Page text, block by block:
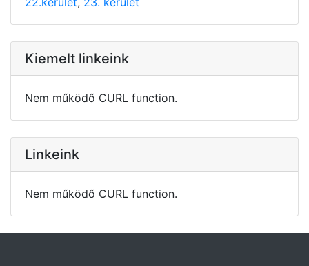
Kiemelt linkeink
Nem működő CURL function.
Linkeink
Nem működő CURL function.